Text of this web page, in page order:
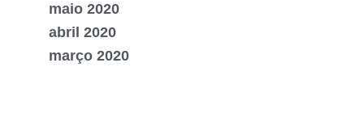
maio 2020
abril 2020
março 2020